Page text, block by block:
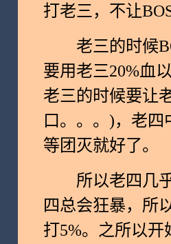
打老三，不让
老三的时候
要用老三20%血
老三的时候要让
口。。。)，老
等团灭就好了。
所以老四几乎
四总会狂暴，所
打5%。之所以开